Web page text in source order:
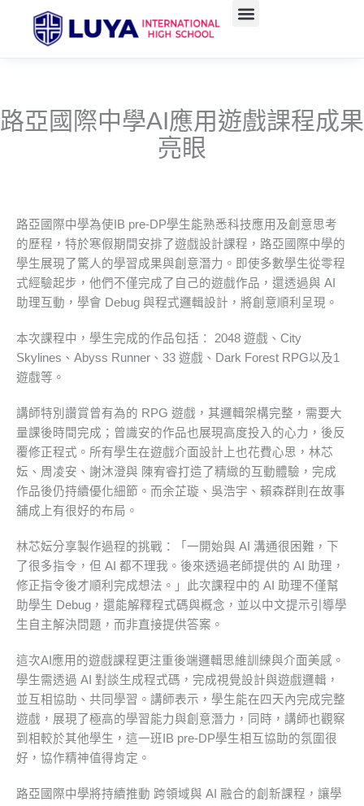
路亞國際中學AI應用遊戲課程成果
亮眼
路亞國際中學為使IB pre-DP學生能熟悉科技應用及創意思考
的歷程，特於寒假期間安排了遊戲設計課程，路亞國際中學的
學生展現了驚人的學習成果與創意潛力。即使多數學生從零程
式經驗起步，他們不僅完成了自己的遊戲作品，還透過與 AI
助理互動，學會 Debug 與程式邏輯設計，將創意順利呈現。
本次課程中，學生完成的作品包括： 2048 遊戲、City
Skylines、Abyss Runner、33 遊戲、Dark Forest RPG以及1
遊戲等。
講師特別讚賞曾有為的 RPG 遊戲，其邏輯架構完整，需要大
量課後時間完成；曾識安的作品也展現高度投入的心力，後反
覆修正程式。所有學生在遊戲介面設計上也花費心思，林芯
妘、周凌安、謝沐澄與 陳宥睿打造了精緻的互動體驗，完成
作品後仍持續優化細節。而余芷璇、吳浩宇、賴森群則在故事
舖成上有很好的布局。
林芯妘分享製作過程的挑戰：「一開始與 AI 溝通很困難，下
了很多指令，但 AI 都不理我。後來透過老師提供的 AI 助理，
修正指令後才順利完成想法。」此次課程中的 AI 助理不僅幫
助學生 Debug，還能解釋程式碼與概念，並以中文提示引導學
生自主解決問題，而非直接提供答案。
這次AI應用的遊戲課程更注重後端邏輯思維訓練與介面美感。
學生需透過 AI 對談生成程式碼，完成視覺設計與遊戲邏輯，
並互相協助、共同學習。講師表示，學生能在四天內完成完整
遊戲，展現了極高的學習能力與創意潛力，同時，講師也觀察
到相較於其他學生，這一班IB pre-DP學生相互協助的氛圍很
好，協作精神值得肯定。
路亞國際中學將持續推動 跨領域與 AI 融合的創新課程，讓學